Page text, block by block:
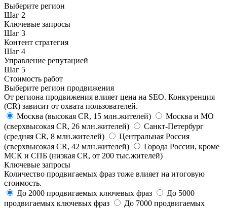
Выберите регион
Шаг 2
Ключевые запросы
Шаг 3
Контент стратегия
Шаг 4
Управление репутацией
Шаг 5
Стоимость работ
Выберите регион продвижения
От региона продвижения влияет цена на SEO. Конкуренция
(CR) зависит от охвата пользователей.
Москва (высокая CR, 15 млн.жителей)
Москва и МО
(сверхвысокая CR, 26 млн.жителей)
Санкт-Петербург
(средняя CR, 8 млн.жителей)
Центральная Россия
(сверхвысокая CR, 42 млн.жителей)
Города России, кроме
МСК и СПБ (низкая CR, от 200 тыс.жителей)
Ключевые запросы
Количество продвигаемых фраз тоже влияет на итоговую
стоимость.
До 2000 продвигаемых ключевых фраз
До 5000
продвигаемых ключевых фраз
До 7000 продвигаемых